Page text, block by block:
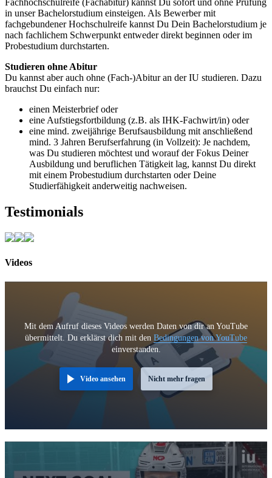
Fachhochschulreife (Fachabitur) kannst Du sofort und ohne Prüfung
in unser Bachelorstudium einsteigen. Als Bewerber mit
fachgebundener Hochschulreife kannst Du Dein Bachelorstudium je
nach fachlichem Schwerpunkt entweder direkt beginnen oder im
Probestudium durchstarten.
Studieren ohne Abitur
Du kannst aber auch ohne (Fach-)Abitur an der IU studieren. Dazu
brauchst Du einfach nur:
einen Meisterbrief oder
eine Aufstiegsfortbildung (z.B. als IHK-Fachwirt/in) oder
eine mind. zweijährige Berufsausbildung mit anschließend
mind. 3 Jahren Berufserfahrung (in Vollzeit): Je nachdem,
was Du studieren möchtest und worauf der Fokus Deiner
Ausbildung und beruflichen Tätigkeit lag, kannst Du direkt
mit einem Probestudium durchstarten oder Deine
Studierfähigkeit anderweitig nachweisen.
Testimonials
Videos
Mit dem Aufruf dieses Videos werden Daten von dir an YouTube
übermittelt. Du erklärst dich mit den Bedingungen von YouTube
einverstanden.
Video ansehen Nicht mehr fragen